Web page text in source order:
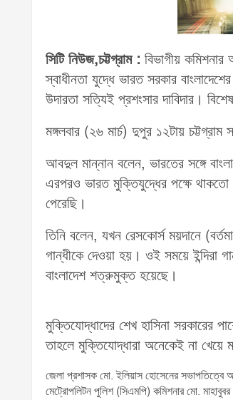
সিটি নিউজ,চট্টগ্রাম : বিভাগীয়
স্বাধীনতা যুদ্ধে ভারত সরকার
উদারতা সত্যিই প্রশংসার দাবিদার।
মঙ্গলবার (২৬ মার্চ) দুপুর ১২টায়
আবদুল মান্নান বলেন, ভারতের সঙ্গে
এরপরও ভারত মুক্তিযুদ্ধের পক্ষে থাকতো।
পেরেছি।
তিনি বলেন, যখন রেসকোর্স ময়দানে
গান্ধীকে দেওয়া হয়। ওই সময়ে
বাংলাদেশ শত্রুমুক্ত হয়েছে।
মুক্তিযোদ্ধাদের শেখ হাসিনা সরকারের
তাহলে মুক্তিযোদ্ধারা অনেকেই না
জেলা প্রশাসক মো. ইলিয়াস হোসেনের সভাপতিত্বে
মেট্রোপলিটন পুলিশ (সিএমপি) কমিশনার মো.